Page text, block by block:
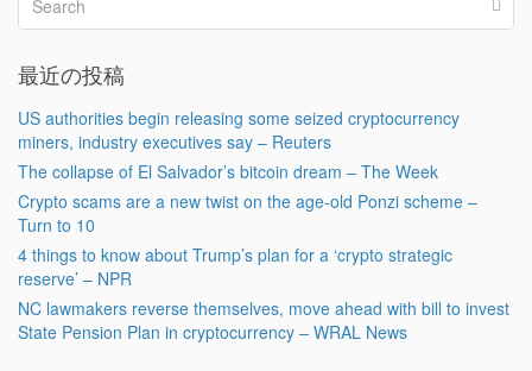
最近の投稿
US authorities begin releasing some seized cryptocurrency
miners, industry executives say – Reuters
The collapse of El Salvador’s bitcoin dream – The Week
Crypto scams are a new twist on the age-old Ponzi scheme –
Turn to 10
4 things to know about Trump’s plan for a ‘crypto strategic
reserve’ – NPR
NC lawmakers reverse themselves, move ahead with bill to invest
State Pension Plan in cryptocurrency – WRAL News